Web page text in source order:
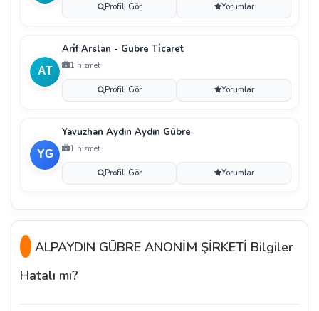
Profili Gör Yorumlar
Ari̇f Arslan - Gübre Ti̇caret
1 hizmet
Profili Gör Yorumlar
Yavuzhan Aydın Aydın Gübre
1 hizmet
Profili Gör Yorumlar
ALPAYDIN GÜBRE ANONİM ŞİRKETİ Bilgiler
Hatalı mı?